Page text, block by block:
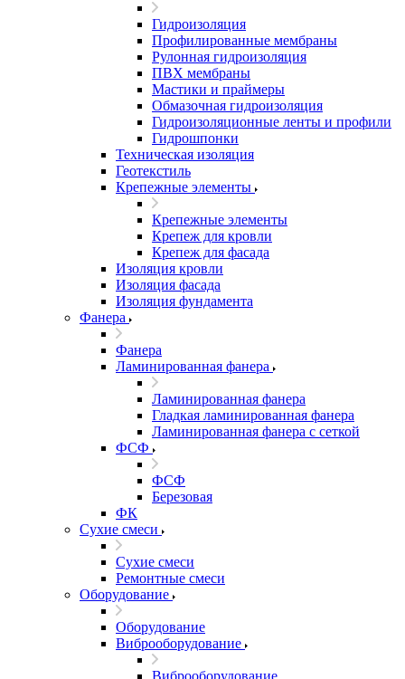
Гидроизоляция
Профилированные мембраны
Рулонная гидроизоляция
ПВХ мембраны
Мастики и праймеры
Обмазочная гидроизоляция
Гидроизоляционные ленты и профили
Гидрошпонки
Техническая изоляция
Геотекстиль
Крепежные элементы
Крепежные элементы
Крепеж для кровли
Крепеж для фасада
Изоляция кровли
Изоляция фасада
Изоляция фундамента
Фанера
Фанера
Ламинированная фанера
Ламинированная фанера
Гладкая ламинированная фанера
Ламинированная фанера с сеткой
ФСФ
ФСФ
Березовая
ФК
Сухие смеси
Сухие смеси
Ремонтные смеси
Оборудование
Оборудование
Виброоборудование
Виброоборудование